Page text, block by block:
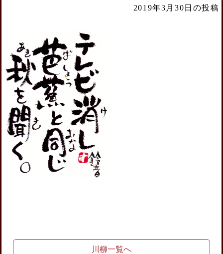
2019年3月30日の投稿
川柳一覧へ